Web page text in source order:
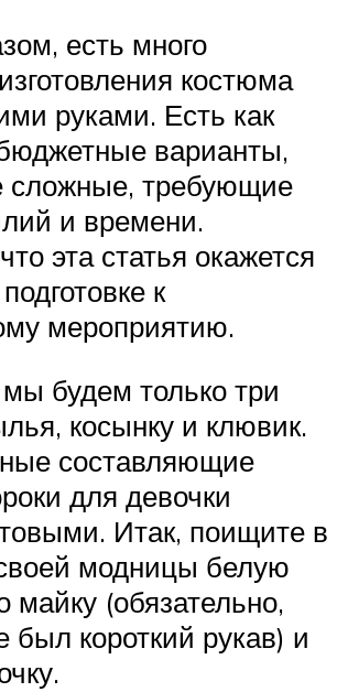
есть много
костюма
руками. Есть как
варианты,
сложные, требующие
и времени.
эта статья окажется
к
мероприятию.
будем только три
косынку и клювик.
составляющие
для девочки
Итак, поищите в
модницы белую
майку (обязательно,
был короткий рукав) и